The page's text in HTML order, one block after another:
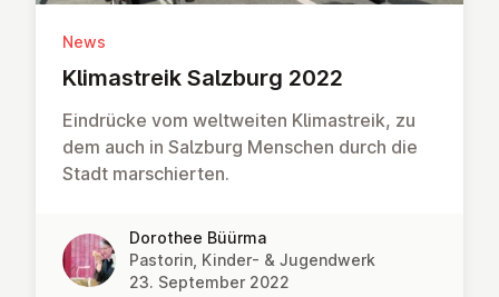
News
Kli­ma­streik Salzburg 2022
Eindrücke vom weltweiten Klimastreik, zu
dem auch in Salzburg Menschen durch die
Stadt marschierten.
Dorothee Büürma
Pastorin, Kinder- & Jugendwerk
23. September 2022